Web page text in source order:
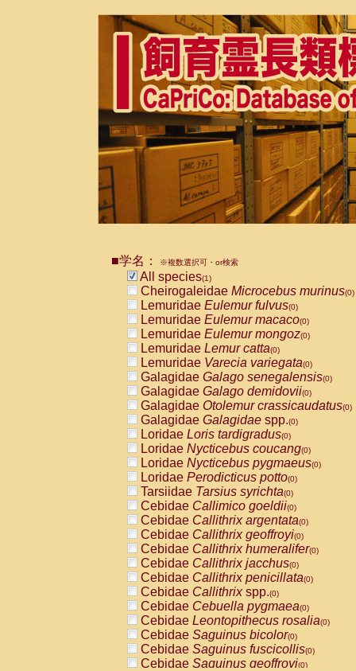
■学名： ※複数選択可・or検索
All species(1)
Cheirogaleidae Microcebus murinus(0)
Lemuridae Eulemur fulvus(0)
Lemuridae Eulemur macaco(0)
Lemuridae Eulemur mongoz(0)
Lemuridae Lemur catta(0)
Lemuridae Varecia variegata(0)
Galagidae Galago senegalensis(0)
Galagidae Galago demidovii(0)
Galagidae Otolemur crassicaudatus(0)
Galagidae Galagidae spp.(0)
Loridae Loris tardigradus(0)
Loridae Nycticebus coucang(0)
Loridae Nycticebus pygmaeus(0)
Loridae Perodicticus potto(0)
Tarsiidae Tarsius syrichta(0)
Cebidae Callimico goeldii(0)
Cebidae Callithrix argentata(0)
Cebidae Callithrix geoffroyi(0)
Cebidae Callithrix humeralifer(0)
Cebidae Callithrix jacchus(0)
Cebidae Callithrix penicillata(0)
Cebidae Callithrixspp.(0)
Cebidae Cebuella pygmaea(0)
Cebidae Leontopithecus rosalia(0)
Cebidae Saguinus bicolor(0)
Cebidae Saguinus fuscicollis(0)
Cebidae Saguinus geoffroyi(0)